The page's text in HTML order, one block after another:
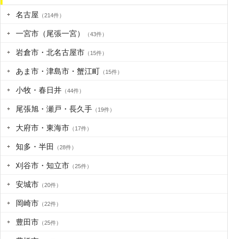
名古屋 （214件）
一宮市（尾張一宮） （43件）
岩倉市・北名古屋市 （15件）
あま市・津島市・蟹江町 （15件）
小牧・春日井 （44件）
尾張旭・瀬戸・長久手 （19件）
大府市・東海市 （17件）
知多・半田 （28件）
刈谷市・知立市 （25件）
安城市 （20件）
岡崎市 （22件）
豊田市 （25件）